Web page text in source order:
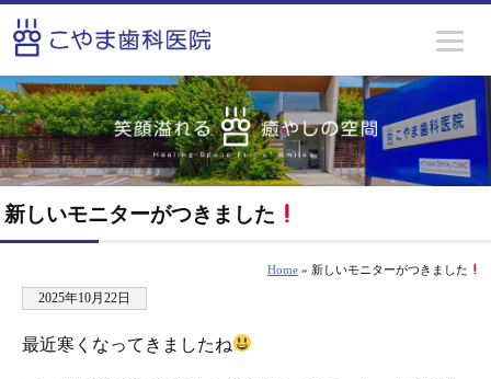
新しいモニターがつきました
Home » 新しいモニターがつきました
2025年10月22日
最近寒くなってきましたね